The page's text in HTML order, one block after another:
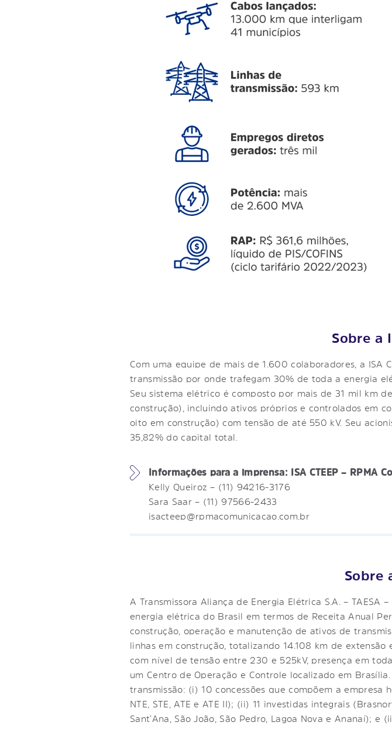
Sobre a
Com uma equipe de mais de 1.600 colaboradores, a ISA
transmissão por onde trafegam 30% de toda a energia
Seu sistema elétrico é composto por mais de 31 mil km
construção), incluindo ativos próprios e controlados em
oito em construção) com tensão de até 550 kV. Seu
35,82% do capital total.
Informações para a imprensa: ISA CTEEP – RPMA
Kelly Queiroz – (11) 94216-3176
Sara Saar – (11) 97566-2433
isacteep@rpmacomunicacao.com.br
Sobre
A Transmissora Aliança de Energia Elétrica S.A. –
energia elétrica do Brasil em termos de Receita Anual
construção, operação e manutenção de ativos de
linhas em construção, totalizando 14.108 km de extensão
com nível de tensão entre 230 e 525kV, presença em
um Centro de Operação e Controle localizado em
transmissão: (i) 10 concessões que compõem a empresa
NTE, STE, ATE e ATE II); (ii) 11 investidas integrais
Sant’Ana, São João, São Pedro, Lagoa Nova e Ananaí); e